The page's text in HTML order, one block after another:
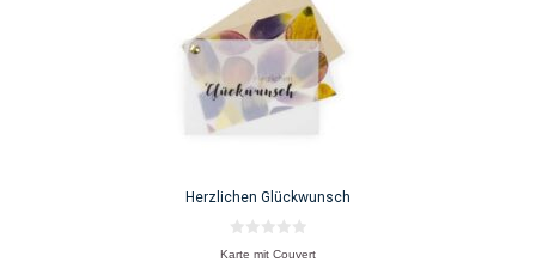
Herzlichen Glückwunsch
v
Karte mit Couvert